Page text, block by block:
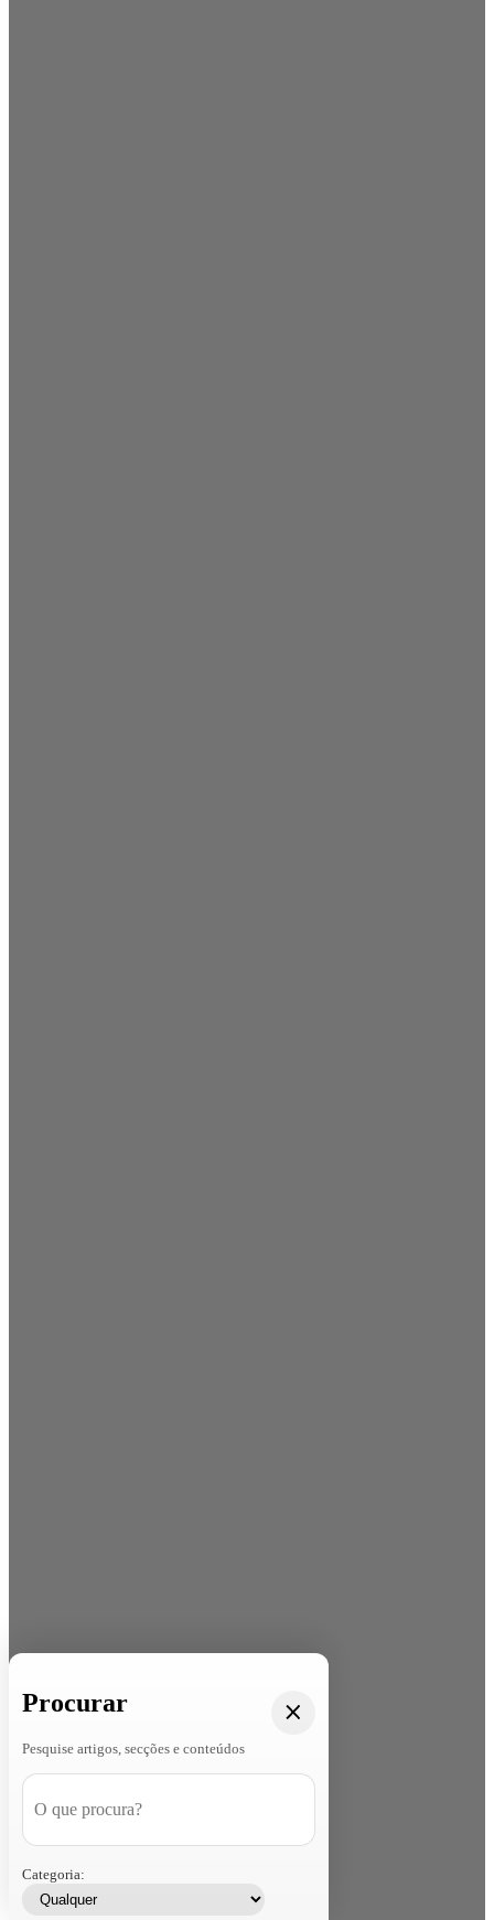
Procurar
Pesquise artigos, secções e conteúdos
Categoria: